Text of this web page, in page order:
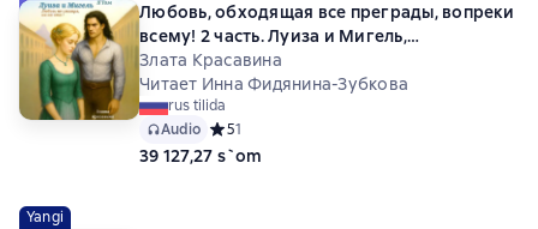
Любовь, обходящая все преграды, вопреки
всему! 2 часть. Луиза и Мигель,
возвращение любимого.
Злата Красавина
Читает Инна Фидянина-Зубкова
rus tilida
Audio Средний рейтинг 5 на основе 1 оценок
51
39 127,27 s`om
Yangi